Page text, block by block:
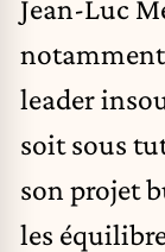
Jean-Luc
leader
soit sous
son projet
les